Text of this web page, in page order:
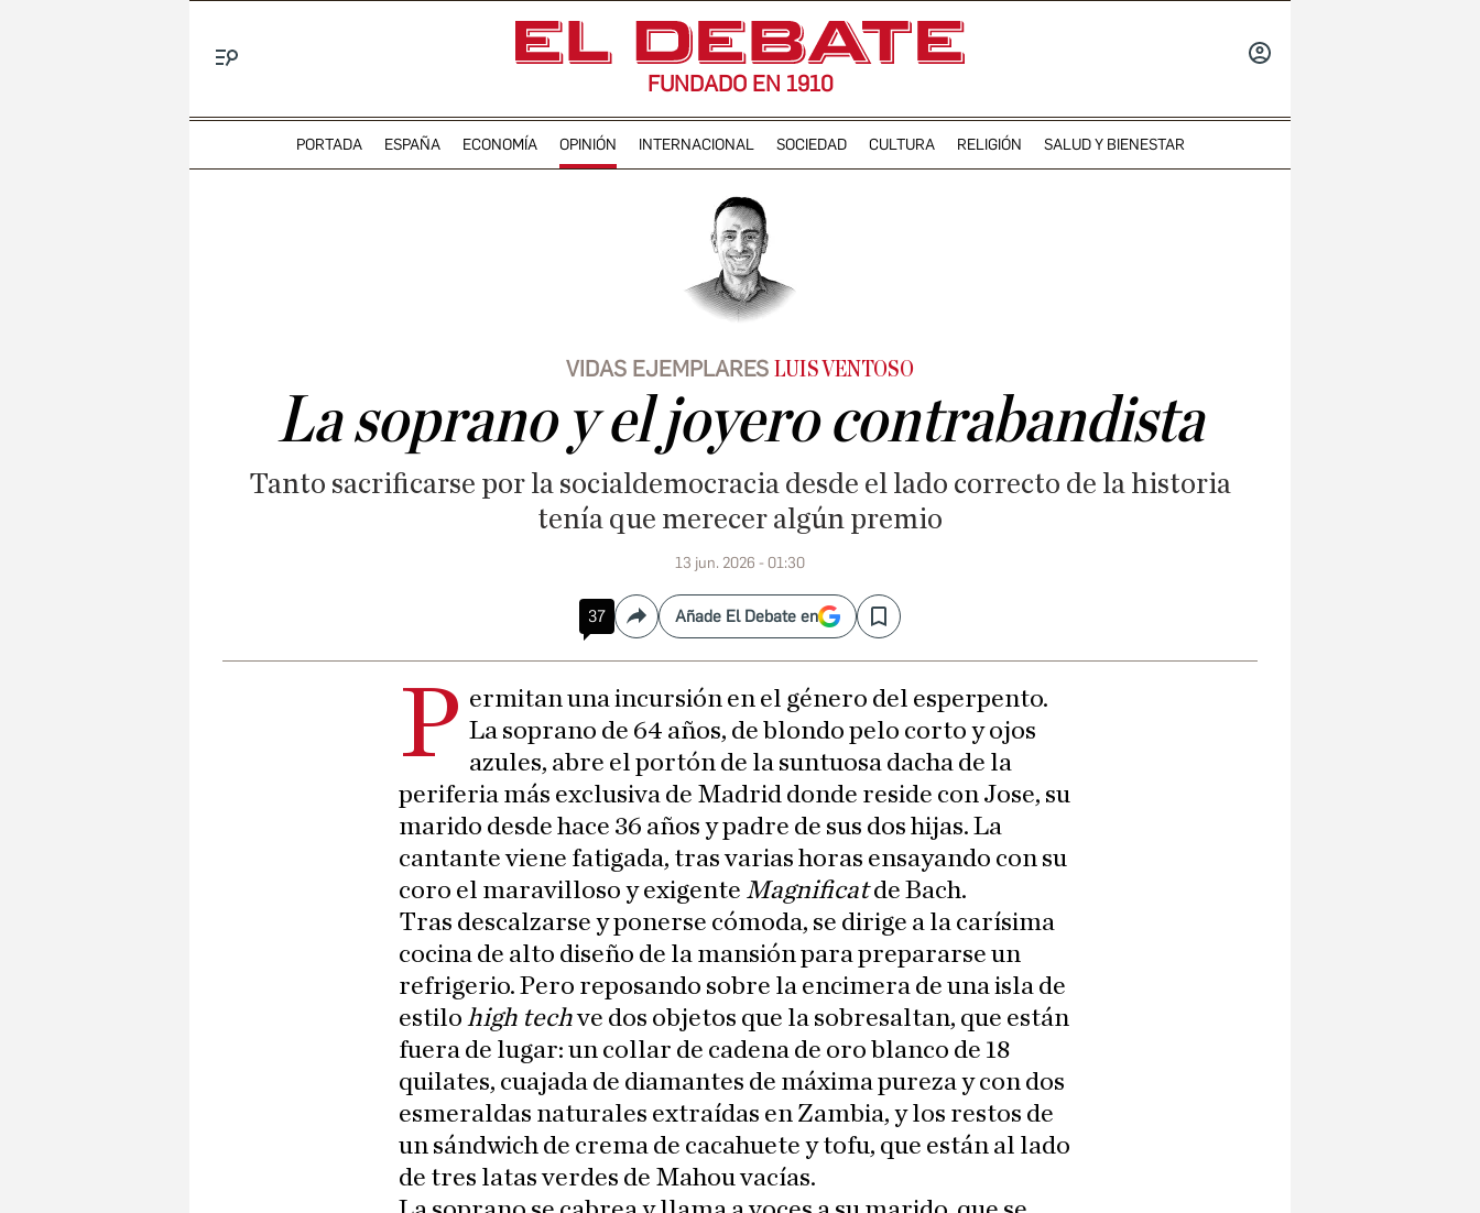
FUNDADO EN 1910
PORTADA ESPAÑA ECONOMÍA OPINIÓN INTERNACIONAL SOCIEDAD CULTURA RELIGIÓN SALUD Y BIENESTAR
VIDAS EJEMPLARES LUIS VENTOSO
La soprano y el joyero contrabandista
Tanto sacrificarse por la socialdemocracia desde el lado correcto de la historia
tenía que merecer algún premio
13 jun. 2026 - 01:30
37 CompartirAñade El Debate en Save
P ermitan una incursión en el género del esperpento.
La soprano de 64 años, de blondo pelo corto y ojos
azules, abre el portón de la suntuosa dacha de la
periferia más exclusiva de Madrid donde reside con Jose, su
marido desde hace 36 años y padre de sus dos hijas. La
cantante viene fatigada, tras varias horas ensayando con su
coro el maravilloso y exigente Magnificatde Bach.
Tras descalzarse y ponerse cómoda, se dirige a la carísima
cocina de alto diseño de la mansión para prepararse un
refrigerio. Pero reposando sobre la encimera de una isla de
estilo high techve dos objetos que la sobresaltan, que están
fuera de lugar: un collar de cadena de oro blanco de 18
quilates, cuajada de diamantes de máxima pureza y con dos
esmeraldas naturales extraídas en Zambia, y los restos de
un sándwich de crema de cacahuete y tofu, que están al lado
de tres latas verdes de Mahou vacías.